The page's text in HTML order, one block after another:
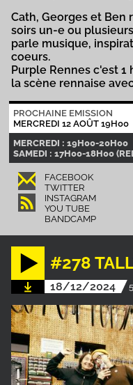
Cath, Georges et
soirs un-e ou
parle musique,
coeurs.
Purple Rennes c'est
la scène rennaise
PROCHAINE EMISSION
MERCREDI 12 AOÛT 19H00
MERCREDI : 19H00-20H00
SAMEDI : 17H00-18H00
FACEBOOK
TWITTER
INSTAGRAM
YOU TUBE
BANDCAMP
#278
18/12/2024